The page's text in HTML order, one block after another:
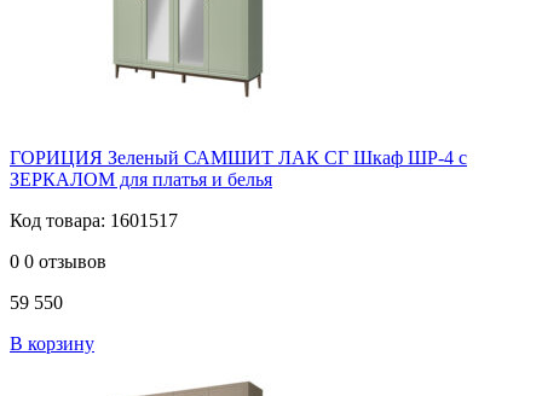
ГОРИЦИЯ Зеленый САМШИТ ЛАК СГ Шкаф ШР-4 с
ЗЕРКАЛОМ для платья и белья
Код товара: 1601517
0 0 отзывов
59 550
В корзину